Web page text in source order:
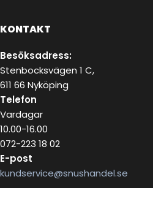
KONTAKT
Besöksadress:
Stenbocksvägen 1 C,
611 66 Nyköping
Telefon
Vardagar
10.00-16.00
072-223 18 02
E-post
kundservice@snushandel.se